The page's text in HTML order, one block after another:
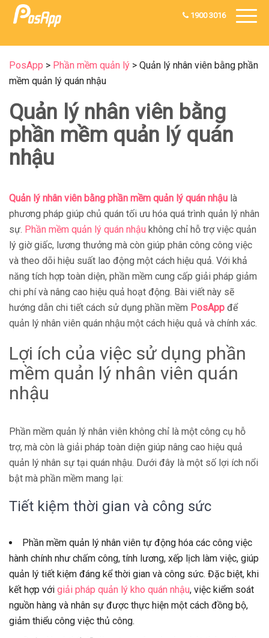
1900 3016
PosApp > Phần mềm quản lý > Quản lý nhân viên bằng phần
mềm quản lý quán nhậu
Quản lý nhân viên bằng
phần mềm quản lý quán
nhậu
Quản lý nhân viên bằng phần mềm quản lý quán nhậu là
phương pháp giúp chủ quán tối ưu hóa quá trình quản lý nhân
sự. Phần mềm quản lý quán nhậu không chỉ hỗ trợ việc quản
lý giờ giấc, lương thưởng mà còn giúp phân công công việc
và theo dõi hiệu suất lao động một cách hiệu quả. Với khả
năng tích hợp toàn diện, phần mềm cung cấp giải pháp giảm
chi phí và nâng cao hiệu quả hoạt động. Bài viết này sẽ
hướng dẫn chi tiết cách sử dụng phần mềm PosApp để
quản lý nhân viên quán nhậu một cách hiệu quả và chính xác.
Lợi ích của việc sử dụng phần
mềm quản lý nhân viên quán
nhậu
Phần mềm quản lý nhân viên không chỉ là một công cụ hỗ
trợ, mà còn là giải pháp toàn diện giúp nâng cao hiệu quả
quản lý nhân sự tại quán nhậu. Dưới đây là một số lợi ích nổi
bật mà phần mềm mang lại:
Tiết kiệm thời gian và công sức
Phần mềm quản lý nhân viên tự động hóa các công việc
hành chính như chấm công, tính lương, xếp lịch làm việc, giúp
quản lý tiết kiệm đáng kể thời gian và công sức. Đặc biệt, khi
kết hợp với giải pháp quản lý kho quán nhậu, việc kiểm soát
nguồn hàng và nhân sự được thực hiện một cách đồng bộ,
giảm thiểu công việc thủ công.